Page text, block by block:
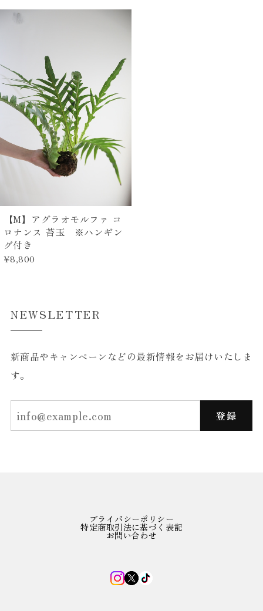
【M】アグラオモルファ コ
ロナンス 苔玉 ※ハンギン
グ付き
¥8,800
NEWSLETTER
新商品やキャンペーンなどの最新情報をお届けいたしま
す。
登録
プライバシーポリシー
特定商取引法に基づく表記
お問い合わせ